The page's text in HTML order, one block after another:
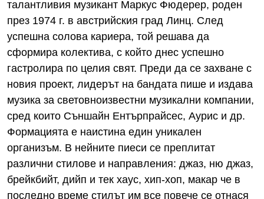
талантливия музикант Маркус Фюдерер, роден
през 1974 г. в австрийския град Линц. След
успешна солова кариера, той решава да
сформира колектива, с който днес успешно
гастролира по целия свят. Преди да се захване с
новия проект, лидерът на бандата пише и издава
музика за световноизвестни музикални компании,
сред които Съншайн Ентърпрайсес, Аурис и др.
Формацията е наистина един уникален
организъм. В нейните пиеси се преплитат
различни стилове и направления: джаз, ню джаз,
брейкбийт, дийп и тек хаус, хип-хоп, макар че в
последно време стилът им все повече се отнася